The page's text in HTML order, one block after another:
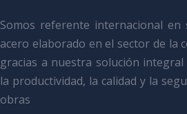
Somos referente internacional en
acero elaborado en el sector de la
gracias a nuestra solución integral
la productividad, la calidad y la
obras